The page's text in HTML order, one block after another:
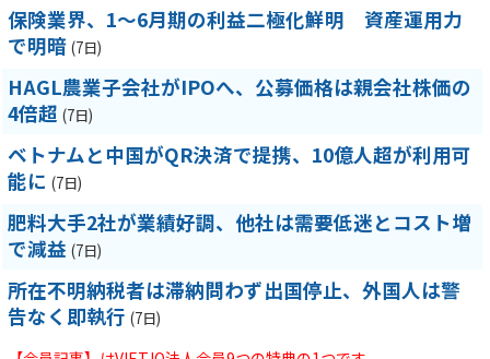
保険業界、1～6月期の利益二極化鮮明 資産運用力
で明暗 (7日)
HAGL農業子会社がIPOへ、公募価格は親会社株価の
4倍超 (7日)
ベトナムと中国がQR決済で提携、10億人超が利用可
能に (7日)
肥料大手2社が業績好調、他社は需要低迷とコスト増
で減益 (7日)
所在不明納税者は滞納問わず出国停止、外国人は警
告なく即執行 (7日)